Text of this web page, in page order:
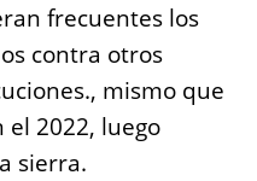
frecuentes los
contra otros
mismo que
2022, luego
sierra.